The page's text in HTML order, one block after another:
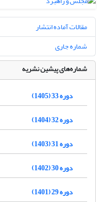
مقالات آماده انتشار
شماره جاری
شماره‌های پیشین نشریه
دوره 33 (1405)
دوره 32 (1404)
دوره 31 (1403)
دوره 30 (1402)
دوره 29 (1401)